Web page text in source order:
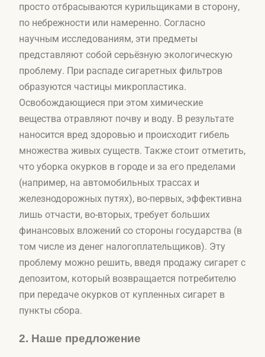
просто отбрасываются курильщиками в сторону,
по небрежности или намеренно. Согласно
научным исследованиям, эти предметы
представляют собой серьёзную экологическую
проблему. При распаде сигаретных фильтров
образуются частицы микропластика.
Освобождающиеся при этом химические
вещества отравляют почву и воду. В результате
наносится вред здоровью и происходит гибель
множества живых существ. Также стоит отметить,
что уборка окурков в городе и за его пределами
(например, на автомобильных трассах и
железнодорожных путях), во-первых, эффективна
лишь отчасти, во-вторых, требует больших
финансовых вложений со стороны государства (в
том числе из денег налогоплательщиков). Эту
проблему можно решить, введя продажу сигарет с
депозитом, который возвращается потребителю
при передаче окурков от купленных сигарет в
пункты сбора.
2. Наше предложение